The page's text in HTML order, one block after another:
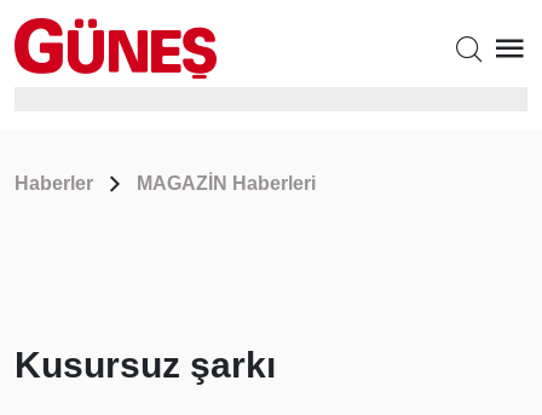
Haberler MAGAZİN Haberleri
Kusursuz şarkı